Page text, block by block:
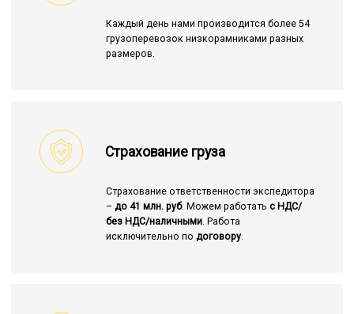
Каждый день нами производится более 54
грузоперевозок низкорамниками разных
размеров.
Страхование груза
Страхование ответственности экспедитора
– до 41 млн. руб. Можем работать с НДС/
без НДС/наличными. Работа
исключительно по договору.